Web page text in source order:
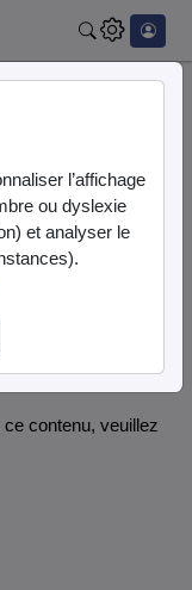
veuillez le
contenu, veuillez
l’affichage
ou dyslexie
et analyser le